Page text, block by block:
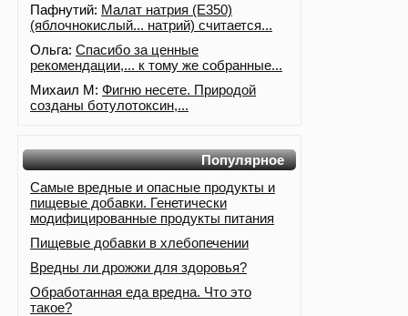
Пафнутий: Малат натрия (E350)
(яблочнокислый... натрий) считается...
Ольга: Спасибо за ценные
рекомендации,... к тому же собранные...
Михаил М: Фигню несете. Природой
созданы ботулотоксин,...
Популярное
Самые вредные и опасные продукты и
пищевые добавки. Генетически
модифицированные продукты питания
Пищевые добавки в хлебопечении
Вредны ли дрожжи для здоровья?
Обработанная еда вредна. Что это
такое?